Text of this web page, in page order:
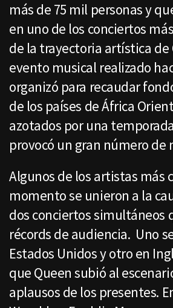
más de 75 mil personas y
en uno de los conciertos
de la trayectoria artística de
evento musical realizado
organizó para recaudar
de los países de África
azotados por una
provocó un gran número de
Algunos de los artistas más
momento se unieron a la
dos conciertos simultáneos
récords de audiencia. Uno
Estados Unidos y otro en
que Queen subió al
aplausos de los presentes.